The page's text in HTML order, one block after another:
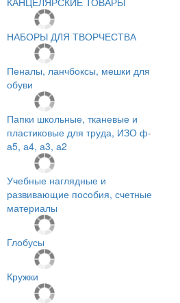
НАБОРЫ ДЛЯ ТВОРЧЕСТВА
Пеналы, ланчбоксы, мешки для
обуви
Папки школьные, тканевые и
пластиковые для труда, ИЗО ф-
а5, а4, а3, а2
Учебные наглядные и
развивающие пособия, счетные
материалы
Глобусы
Кружки